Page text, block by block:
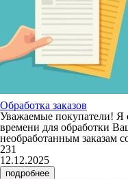
Обработка заказов
Уважаемые покупатели! Я
времени для обработки
необработанным заказам
231
12.12.2025
подробнее